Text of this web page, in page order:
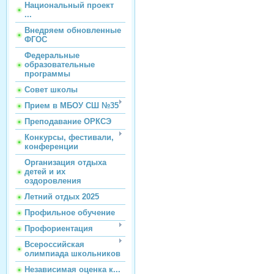
Национальный проект
...
Внедряем обновленные
ФГОС
Федеральные
образовательные
программы
Совет школы
Прием в МБОУ СШ №35
Преподавание ОРКСЭ
Конкурсы, фестивали,
конференции
Организация отдыха
детей и их
оздоровления
Летний отдых 2025
Профильное обучение
Профориентация
Всероссийская
олимпиада школьников
Независимая оценка к...